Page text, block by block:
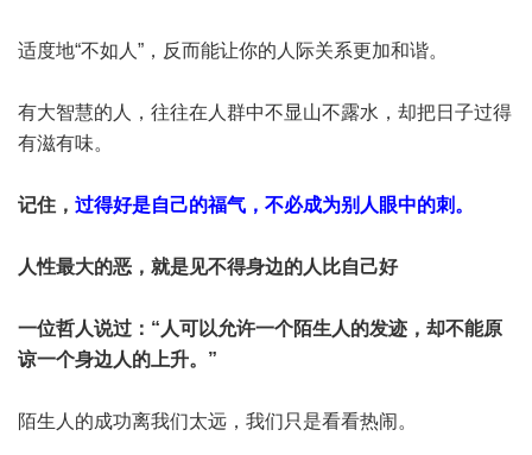
适度地“不如人”，反而能让你的人际关系更加和谐。
有大智慧的人，往往在人群中不显山不露水，却把日子过得
有滋有味。
记住， 过得好是自己的福气，不必成为别人眼中的刺。
人性最大的恶，就是见不得身边的人比自己好
一位哲人说过：“人可以允许一个陌生人的发迹，却不能原
谅一个身边人的上升。”
陌生人的成功离我们太远，我们只是看看热闹。